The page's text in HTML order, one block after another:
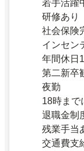
若手活躍
研修あり
社会保険
インセン
年間休日
第二新卒
夜勤
18時まで
退職金制
残業手当
交通費支